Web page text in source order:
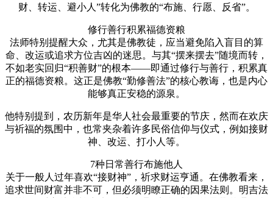
财、转运、避小人”转化为佛教的“布施、行愿、反省”。
修行善行积累福德资粮
法师特别提醒大众，尤其是佛教徒，应当避免陷入盲目的算
命、改运或追求方位吉凶的迷思。与其“摆来摆去”随境而转，
不如老实回归“积善财”的根本——即通过修行与善行，积累真
正的福德资粮。这正是佛教“勤修善法”的核心教诲，也是内心
能够真正安稳的源泉。
他特别提到，农历新年是华人社会最重要的节庆，然而在欢庆
与祈福的氛围中，也常夹杂着许多民俗信仰与仪式，例如接财
神、改运、打小人等。
7种日常善行布施他人
关于一般人过年喜欢“接财神”，祈求财运亨通。在佛教看来，
追求世间财富并非不可，但必须明瞭正确的因果法则。明吉法